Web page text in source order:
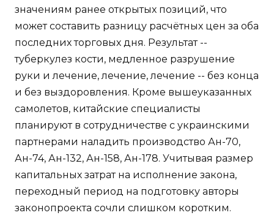
значениям ранее открытых позиций, что
может составить разницу расчётных цен за оба
последних торговых дня. Результат --
туберкулез кости, медленное разрушение
руки и лечение, лечение, лечение -- без конца
и без выздоровления. Кроме вышеуказанных
самолетов, китайские специалисты
планируют в сотрудничестве с украинскими
партнерами наладить производство Ан-70,
Ан-74, Ан-132, Ан-158, Ан-178. Учитывая размер
капитальных затрат на исполнение закона,
переходный период на подготовку авторы
законопроекта сочли слишком коротким.